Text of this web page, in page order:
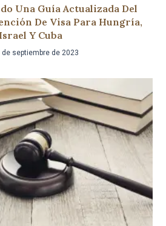
Una Guía Actualizada Del
De Visa Para Hungría,
Israel Y Cuba
de septiembre de 2023